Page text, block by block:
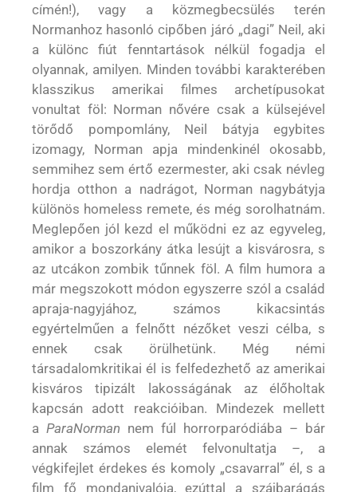
címén!), vagy a közmegbecsülés terén
Normanhoz hasonló cipőben járó „dagi” Neil, aki
a különc fiút fenntartások nélkül fogadja el
olyannak, amilyen. Minden további karakterében
klasszikus amerikai filmes archetípusokat
vonultat föl: Norman nővére csak a külsejével
törődő pompomlány, Neil bátyja egybites
izomagy, Norman apja mindenkinél okosabb,
semmihez sem értő ezermester, aki csak névleg
hordja otthon a nadrágot, Norman nagybátyja
különös homeless remete, és még sorolhatnám.
Meglepően jól kezd el működni ez az egyveleg,
amikor a boszorkány átka lesújt a kisvárosra, s
az utcákon zombik tűnnek föl. A film humora a
már megszokott módon egyszerre szól a család
apraja-nagyjához, számos kikacsintás
egyértelműen a felnőtt nézőket veszi célba, s
ennek csak örülhetünk. Még némi
társadalomkritikai él is felfedezhető az amerikai
kisváros tipizált lakosságának az élőholtak
kapcsán adott reakcióiban. Mindezek mellett
a ParaNorman nem fúl horrorparódiába – bár
annak számos elemét felvonultatja –, a
végkifejlet érdekes és komoly „csavarral” él, s a
film fő mondanivalója, ezúttal a szájbarágás